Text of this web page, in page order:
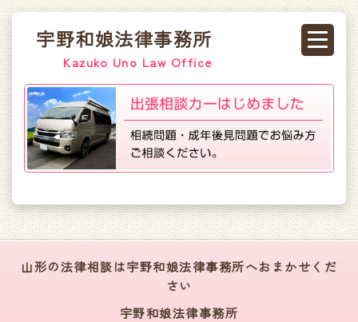
宇野和娘法律事務所
Kazuko Uno Law Office
山形の法律相談は宇野和娘法律事務所へおまかせくだ
さい
宇野和娘法律事務所